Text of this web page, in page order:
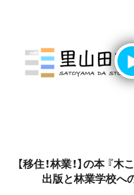
【移住！林業！】の本『木
出版と林業学校へ